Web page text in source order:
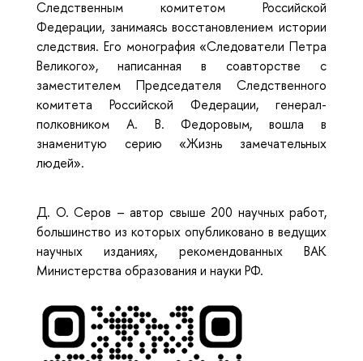
Следственным комитетом Российской
Федерации, занимаясь восстановлением истории
следствия. Его монография «Следователи Петра
Великого», написанная в соавторстве с
заместителем Председателя Следственного
комитета Российской Федерации, генерал-
полковником А. В. Федоровым, вошла в
знаменитую серию «Жизнь замечательных
людей».
Д. О. Серов – автор свыше 200 научных работ,
большинство из которых опубликовано в ведущих
научных изданиях, рекомендованных ВАК
Министерства образования и науки РФ.